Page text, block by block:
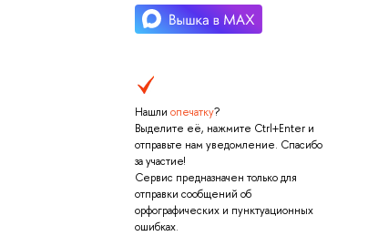
Нашли опечатку?
Выделите её, нажмите Ctrl+Enter и
отправьте нам уведомление. Спасибо
за участие!
Сервис предназначен только для
отправки сообщений об
орфографических и пунктуационных
ошибках.